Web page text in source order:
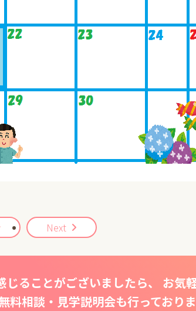
Next
じることがございましたら、 お気
料相談・見学説明会も行っておりま